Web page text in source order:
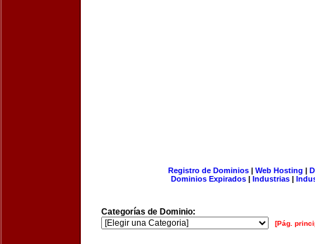
Registro de Dominios| Web Hosting |
Dominios Expirados | Industrias |
Categorías de Dominio:
[Pág.